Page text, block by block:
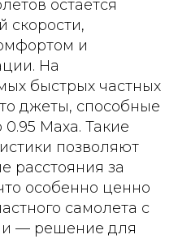
остается
скорости,
и
На
быстрых частных
джеты, способные
0.95 Маха. Такие
позволяют
расстояния за
особенно ценно
самолета с
— решение для